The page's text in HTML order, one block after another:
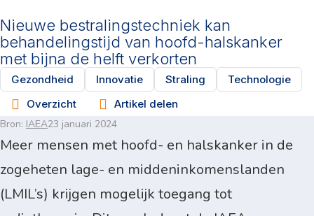
Nieuwe bestralingstechniek kan
behandelingstijd van hoofd-halskanker
met bijna de helft verkorten
Gezondheid Innovatie Straling
Technologie
Overzicht
Artikel delen
Bron: IAEA23 januari 2024
Meer mensen met hoofd- en halskanker in de
zogeheten lage- en middeninkomenslanden
(LMIL’s) krijgen mogelijk toegang tot